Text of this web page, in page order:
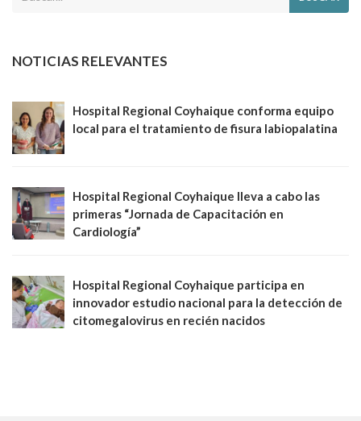
NOTICIAS RELEVANTES
Hospital Regional Coyhaique conforma equipo
local para el tratamiento de fisura labiopalatina
Hospital Regional Coyhaique lleva a cabo las
primeras “Jornada de Capacitación en
Cardiología”
Hospital Regional Coyhaique participa en
innovador estudio nacional para la detección de
citomegalovirus en recién nacidos